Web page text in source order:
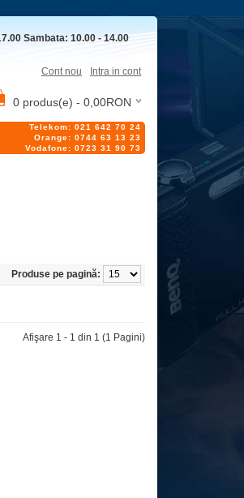
Sambata: 10.00 - 14.00
Cont nou Intra in cont
0 produs(e) - 0,00RON
Telekom: 021 642 70 24
Orange: 0744 63 13 23
Vodafone: 0723 31 90 73
Produse pe pagină:
Afişare 1 - 1 din 1 (1 Pagini)